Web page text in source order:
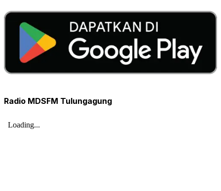
Radio MDSFM Tulungagung